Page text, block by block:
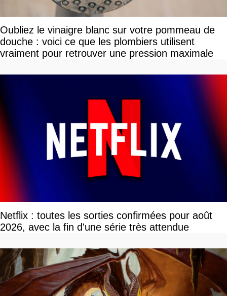
Oubliez le vinaigre blanc sur votre pommeau de
douche : voici ce que les plombiers utilisent
vraiment pour retrouver une pression maximale
Netflix : toutes les sorties confirmées pour août
2026, avec la fin d'une série très attendue